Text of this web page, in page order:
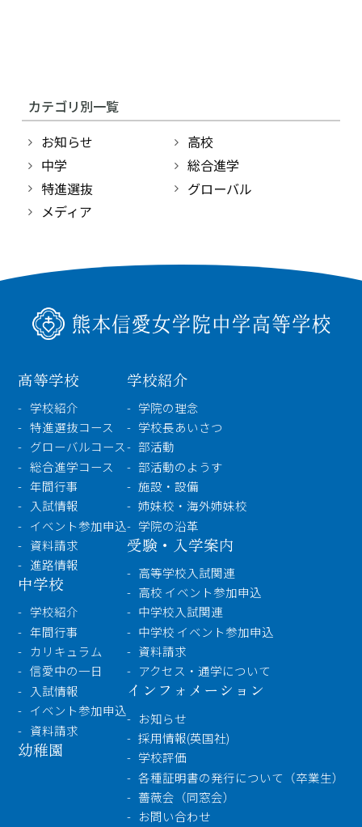
カテゴリ別一覧
お知らせ
高校
中学
総合進学
特進選抜
グローバル
メディア
高等学校
学校紹介
特進選抜コース
グローバルコース
総合進学コース
年間行事
入試情報
イベント参加申込
資料請求
進路情報
中学校
学校紹介
年間行事
カリキュラム
信愛中の一日
入試情報
イベント参加申込
資料請求
幼稚園
学校紹介
学院の理念
学校長あいさつ
部活動
部活動のようす
施設・設備
姉妹校・海外姉妹校
学院の沿革
受験・入学案内
高等学校入試関連
高校 イベント参加申込
中学校入試関連
中学校 イベント参加申込
資料請求
アクセス・通学について
インフォメーション
お知らせ
採用情報(英国社)
学校評価
各種証明書の発行について（卒業生）
薔薇会（同窓会）
お問い合わせ
TEL：